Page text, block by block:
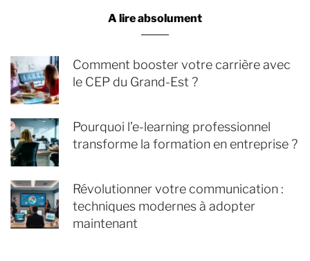
A lire absolument
Comment booster votre carrière avec
le CEP du Grand-Est ?
Pourquoi l’e-learning professionnel
transforme la formation en entreprise ?
Révolutionner votre communication :
techniques modernes à adopter
maintenant